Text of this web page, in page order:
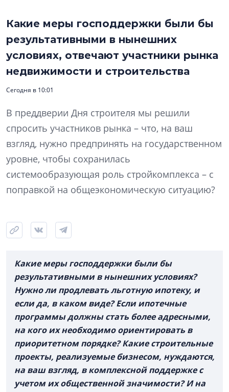
Какие меры господдержки были бы
результативными в нынешних
условиях, отвечают участники рынка
недвижимости и строительства
Сегодня в 10:01
В преддверии Дня строителя мы решили
спросить участников рынка – что, на ваш
взгляд, нужно предпринять на государственном
уровне, чтобы сохранилась
системообразующая роль стройкомплекса – с
поправкой на общеэкономическую ситуацию?
Какие меры господдержки были бы
результативными в нынешних условиях?
Нужно ли продлевать льготную ипотеку, и
если да, в каком виде? Если ипотечные
программы должны стать более адресными,
на кого их необходимо ориентировать в
приоритетном порядке? Какие строительные
проекты, реализуемые бизнесом, нуждаются,
на ваш взгляд, в комплексной поддержке с
учетом их общественной значимости? И на